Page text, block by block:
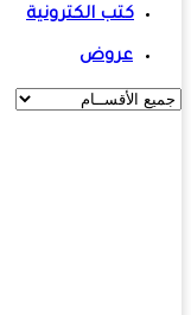
كتب الكترونية
عروض